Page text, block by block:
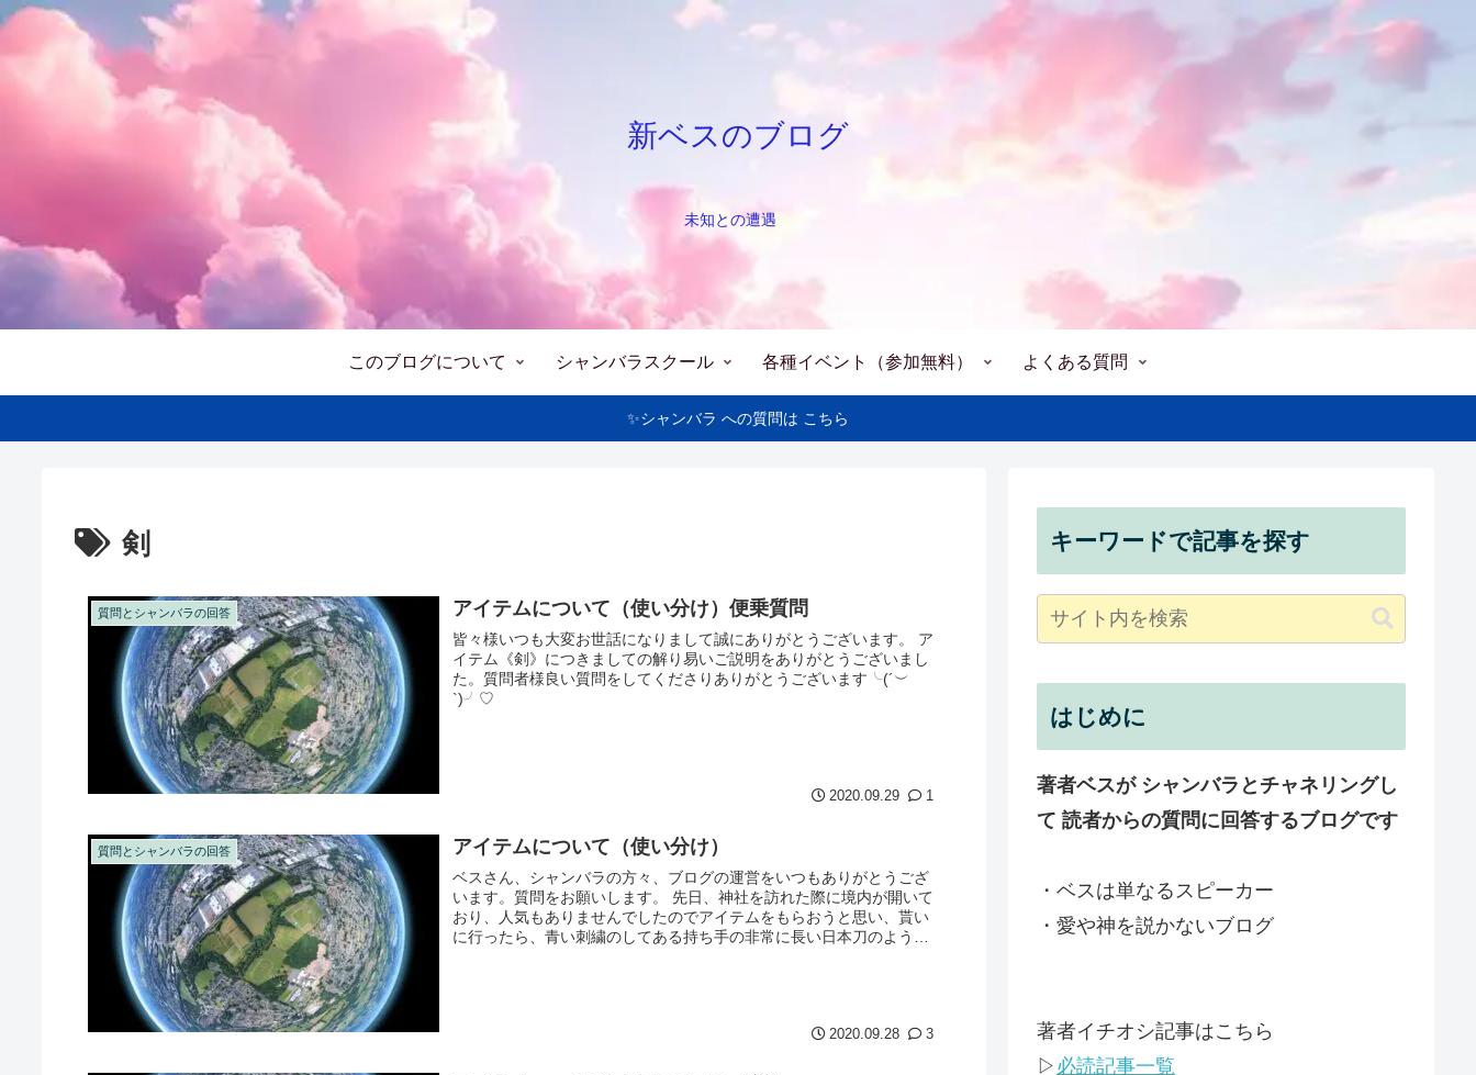
新ベスのブログ
未知との遭遇
このブログについて シャンバラスクール 各種イベント（参加無料） よくある質問
✨シャンバラ への質問は こちら
剣
質問とシャンバラの回答 アイテムについて（使い分け）便乗質問
皆々様いつも大変お世話になりまして誠にありがとうございます。 ア
イテム《剣》につきましての解り易いご説明をありがとうございまし
た。質問者様良い質問をしてくださりありがとうございます╰(´︶
`)╯♡
2020.09.29 1
質問とシャンバラの回答 アイテムについて（使い分け）
ベスさん、シャンバラの方々、ブログの運営をいつもありがとうござ
います。質問をお願いします。 先日、神社を訪れた際に境内が開いて
おり、人気もありませんでしたのでアイテムをもらおうと思い、貰い
に行ったら、青い刺繍のしてある持ち手の非常に長い日本刀のような
2020.09.28 3
キーワードで記事を探す
はじめに
著者ベスが シャンバラとチャネリングし
て 読者からの質問に回答するブログです
・ベスは単なるスピーカー
・愛や神を説かないブログ
著者イチオシ記事はこちら
▷ 必読記事一覧